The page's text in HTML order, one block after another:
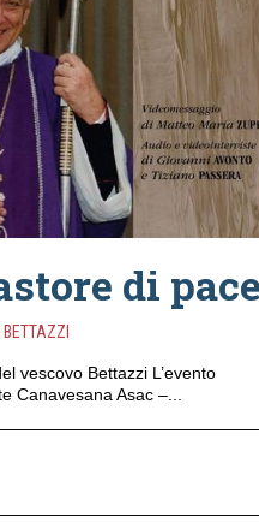
di pace
BETTAZZI
vescovo Bettazzi L’evento
Canavesana Asac –...